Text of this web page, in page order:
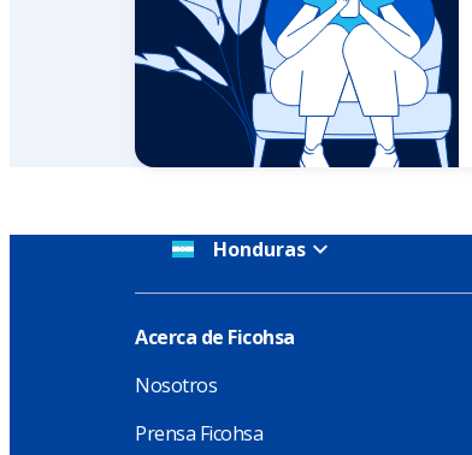
Honduras
Acerca de Ficohsa
Nosotros
Prensa Ficohsa